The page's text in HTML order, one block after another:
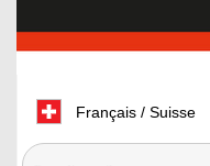
Français / Suisse